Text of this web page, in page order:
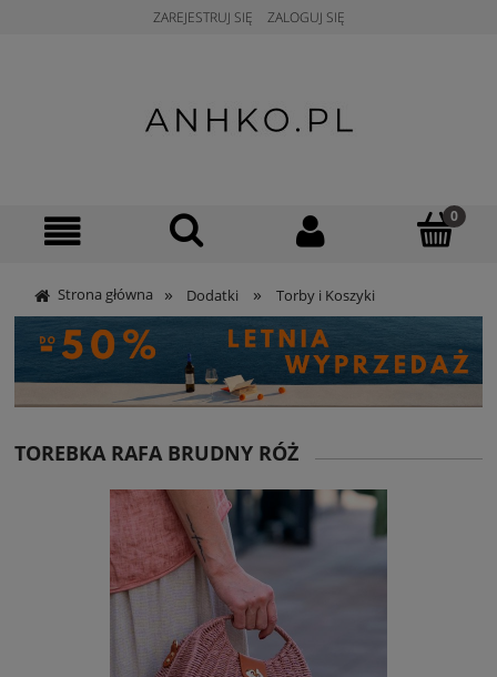
ZAREJESTRUJ SIĘ ZALOGUJ SIĘ
Strona główna » Dodatki » Torby i Koszyki
TOREBKA RAFA BRUDNY RÓŻ